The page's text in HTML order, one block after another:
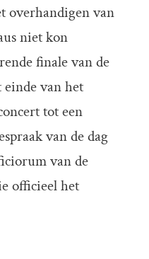
overhandigen van
niet kon
finale van de
einde van het
tot een
van de dag
van de
officieel het